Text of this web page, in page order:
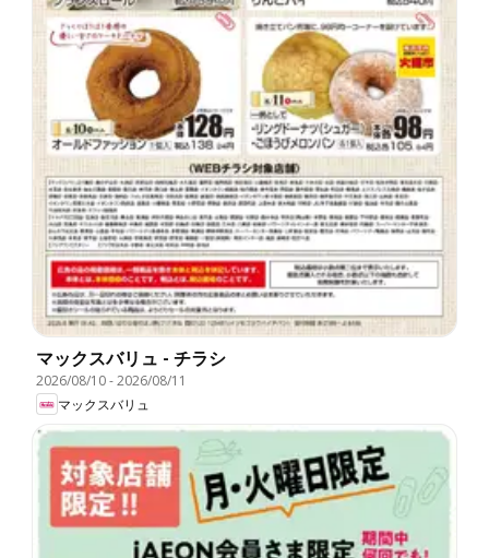
マックスバリュ - チラシ
2026/08/10-2026/08/11
マックスバリュ